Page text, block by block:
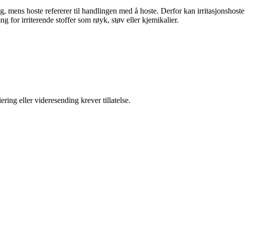
mens hoste refererer til handlingen med å hoste. Derfor kan irritasjonshoste
for irriterende stoffer som røyk, støv eller kjemikalier.
eller videresending krever tillatelse.